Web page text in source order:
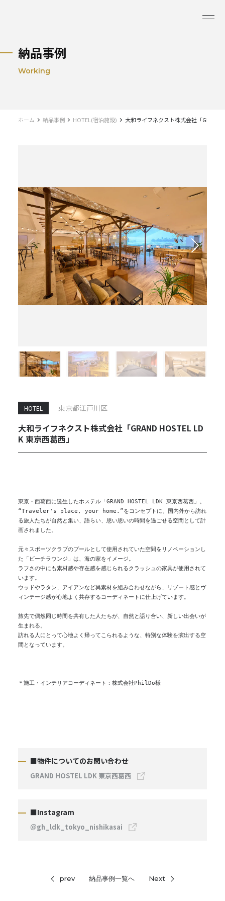
納品事例
Working
ホーム 納品事例 HOTEL(宿泊施設) 大和ライフネクスト株式会社「GRAND
大和ライフネクスト株式会社「GRAND HOSTEL LD
K 東京西葛西」
HOTEL 東京都江戸川区
東京・西葛西に誕生したホステル「GRAND HOSTEL LDK 東京西葛西」。
“Traveler's place, your home.”をコンセプトに、国内外から訪れ
る旅人たちが自然と集い、語らい、思い思いの時間を過ごせる空間として計
画されました。
元々スポーツクラブのプールとして使用されていた空間をリノベーションし
た「ビーチラウンジ」は、海の家をイメージ。
ラフさの中にも素材感や存在感を感じられるクラッシュの家具が使用されて
います。
ウッドやラタン、アイアンなど異素材を組み合わせながら、リゾート感とヴ
ィンテージ感が心地よく共存するコーディネートに仕上げています。
旅先で偶然同じ時間を共有した人たちが、自然と語り合い、新しい出会いが
生まれる。
訪れる人にとって心地よく帰ってこられるような、特別な体験を演出する空
間となっています。
＊施工・インテリアコーディネート：株式会社PhilDo様
■物件についてのお問い合わせ
GRAND HOSTEL LDK 東京西葛西
■Instagram
＠gh_ldk_tokyo_nishikasai
prev 納品事例一覧へ Next